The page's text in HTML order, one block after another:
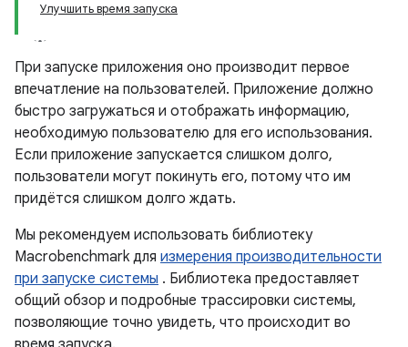
Улучшить время запуска
При запуске приложения оно производит первое
впечатление на пользователей. Приложение должно
быстро загружаться и отображать информацию,
необходимую пользователю для его использования.
Если приложение запускается слишком долго,
пользователи могут покинуть его, потому что им
придётся слишком долго ждать.
Мы рекомендуем использовать библиотеку
Macrobenchmark для измерения производительности
при запуске системы . Библиотека предоставляет
общий обзор и подробные трассировки системы,
позволяющие точно увидеть, что происходит во